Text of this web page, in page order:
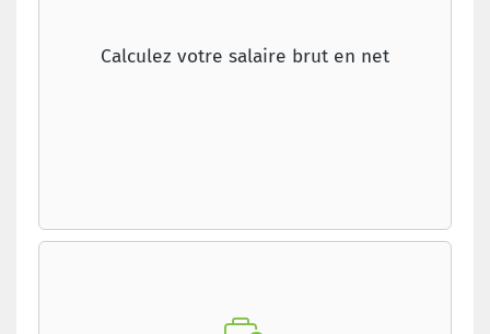
Calculez votre salaire brut en net